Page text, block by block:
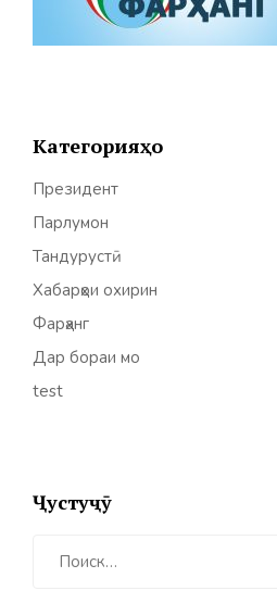
Категорияҳо
Президент
Парлумон
Тандурустӣ
Хабарҳои охирин
Фарҳанг
Дар бораи мо
test
Ҷустуҷӯ